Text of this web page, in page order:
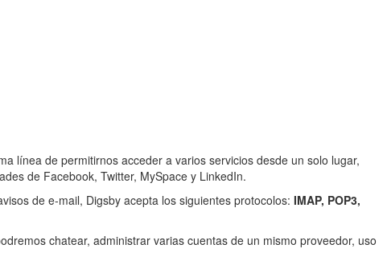
línea de permitirnos acceder a varios servicios desde un solo lugar,
de Facebook, Twitter, MySpace y LinkedIn.
de e-mail, Digsby acepta los siguientes protocolos: IMAP, POP3,
chatear, administrar varias cuentas de un mismo proveedor, uso